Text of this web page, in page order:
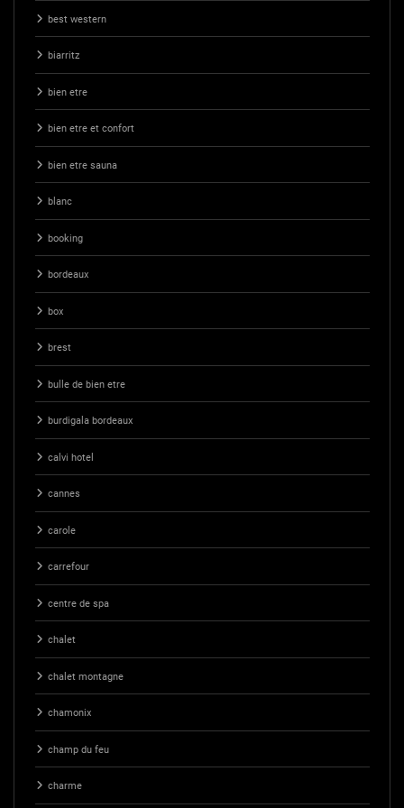
best western
biarritz
bien etre
bien etre et confort
bien etre sauna
blanc
booking
bordeaux
box
brest
bulle de bien etre
burdigala bordeaux
calvi hotel
cannes
carole
carrefour
centre de spa
chalet
chalet montagne
chamonix
champ du feu
charme